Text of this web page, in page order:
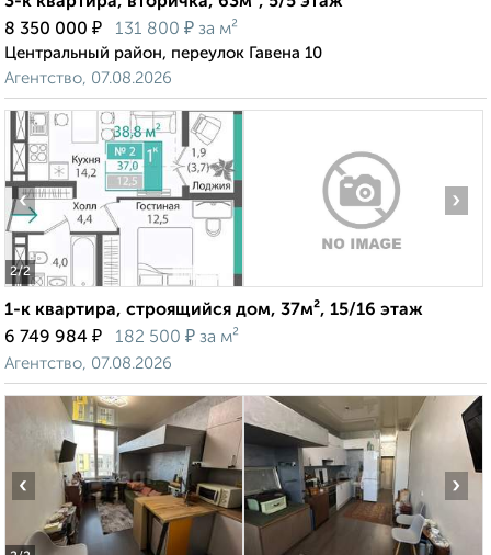
8 350 000 ₽ 131 800 ₽ за м²
Центральный район, переулок Гавена 10
Агентство, 07.08.2026
2/2
‹ ›
1-к квартира, строящийся дом, 37м², 15/16 этаж
6 749 984 ₽ 182 500 ₽ за м²
Агентство, 07.08.2026
‹ ›